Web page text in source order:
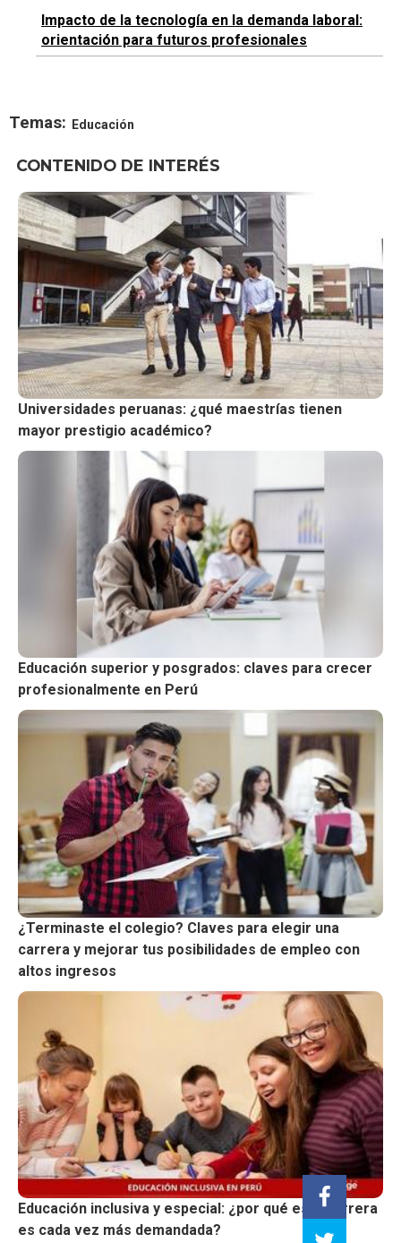
Impacto de la tecnología en la demanda laboral:
orientación para futuros profesionales
Temas: Educación
CONTENIDO DE INTERÉS
Universidades peruanas: ¿qué maestrías tienen
mayor prestigio académico?
Educación superior y posgrados: claves para crecer
profesionalmente en Perú
¿Terminaste el colegio? Claves para elegir una
carrera y mejorar tus posibilidades de empleo con
altos ingresos
Educación inclusiva y especial: ¿por qué esta carrera
es cada vez más demandada?